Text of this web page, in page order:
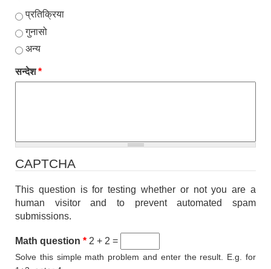
प्रतिक्रिया
गुनासो
अन्य
सन्देश*
CAPTCHA
This question is for testing whether or not you are a
human visitor and to prevent automated spam
submissions.
Math question * 2 + 2 =
Solve this simple math problem and enter the result. E.g. for